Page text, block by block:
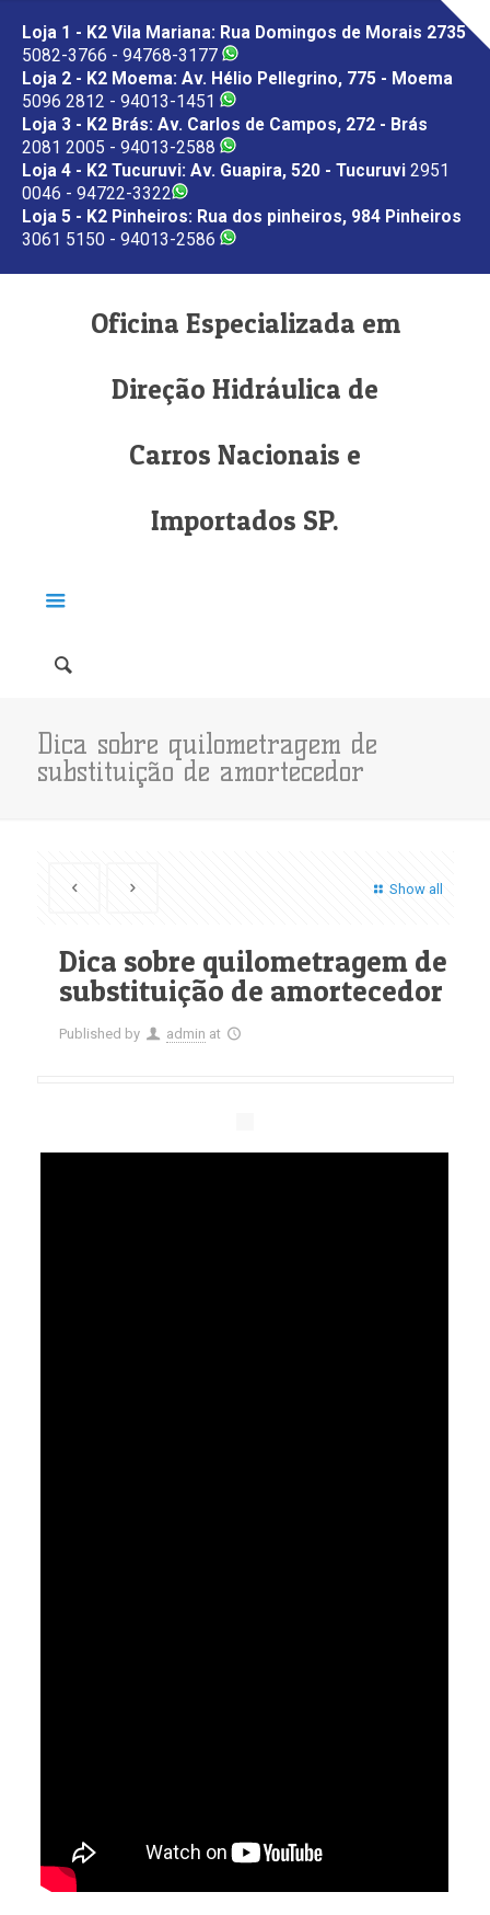
Loja 1 - K2 Vila Mariana: Rua Domingos de Morais 2735
5082-3766 - 94768-3177
Loja 2 - K2 Moema: Av. Hélio Pellegrino, 775 - Moema
5096 2812 - 94013-1451
Loja 3 - K2 Brás: Av. Carlos de Campos, 272 - Brás
2081 2005 - 94013-2588
Loja 4 - K2 Tucuruvi: Av. Guapira, 520 - Tucuruvi 2951
0046 - 94722-3322
Loja 5 - K2 Pinheiros: Rua dos pinheiros, 984 Pinheiros
3061 5150 - 94013-2586
Oficina Especializada em
Direção Hidráulica de
Carros Nacionais e
Importados SP.
Dica sobre quilometragem de
substituição de amortecedor
Show all
Dica sobre quilometragem de
substituição de amortecedor
Published by admin at